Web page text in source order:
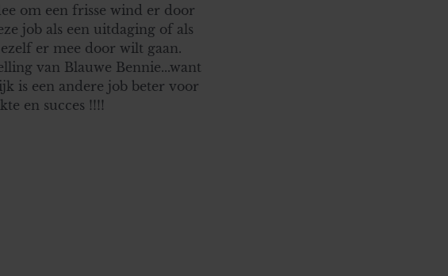
om een frisse wind er door
job als een uitdaging of als
er mee door wilt gaan.
van Blauwe Bennie...want
is een andere job beter voor
en succes !!!!